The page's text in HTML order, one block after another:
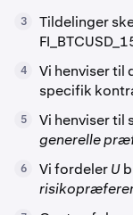
3
Tildelinger
4
Vi henviser til
specifik
5
Vi henviser
generelle
6 Vi fordelerU